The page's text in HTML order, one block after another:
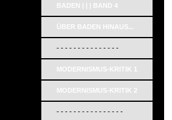
BADEN | | | BAND 4
ÜBER BADEN HINAUS...
- - - - - - - - - - - - - - -
MODERNISMUS-KRITIK 1
MODERNISMUS-KRITIK 2
- - - - - - - - - - - - - - - -